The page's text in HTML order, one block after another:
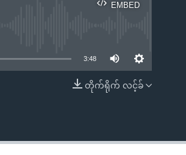
EMBED
EMBED
3:48
တိုက်ရိုက် လင့်ခ်